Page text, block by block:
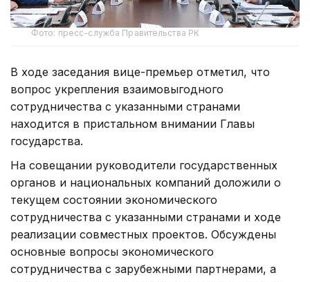
Фото: пресс-служба Правительства РК
В ходе заседания вице-премьер отметил, что
вопрос укрепления взаимовыгодного
сотрудничества с указанными странами
находится в пристальном внимании Главы
государства.
На совещании руководители государственных
органов и национальных компаний доложили о
текущем состоянии экономического
сотрудничества с указанными странами и ходе
реализации совместных проектов. Обсуждены
основные вопросы экономического
сотрудничества с зарубежными партнерами, а